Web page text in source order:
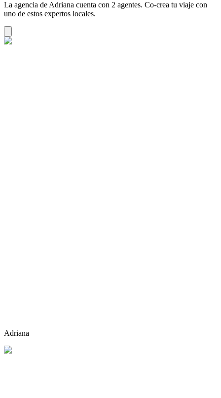
La agencia de Adriana cuenta con 2 agentes. Co-crea tu viaje con
uno de estos expertos locales.
Adriana